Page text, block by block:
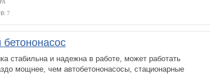
7
стабильна и надежна в работе, может работать
мощнее, чем автобетононасосы, стационарные